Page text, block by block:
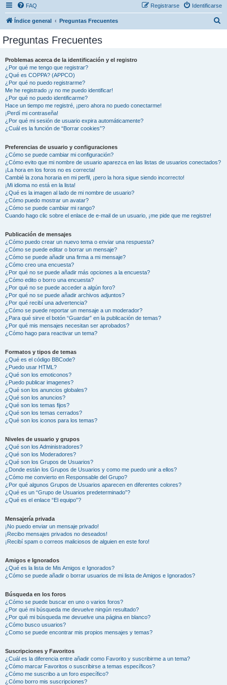
FAQ Identificarse
Registrarse
Índice general Preguntas Frecuentes
Preguntas Frecuentes
Problemas acerca de la identificación y el registro
¿Por qué me tengo que registrar?
¿Qué es COPPA? (APPCO)
¿Por qué no puedo registrarme?
Me he registrado ¡y no me puedo identificar!
¿Por qué no puedo identificarme?
Hace un tiempo me registré, ¡pero ahora no puedo conectarme!
¡Perdí mi contraseña!
¿Por qué mi sesión de usuario expira automáticamente?
¿Cuál es la función de “Borrar cookies”?
Preferencias de usuario y configuraciones
¿Cómo se puede cambiar mi configuración?
¿Cómo evito que mi nombre de usuario aparezca en las listas de usuarios conectados?
¡La hora en los foros no es correcta!
Cambié la zona horaria en mi perfil, ¡pero la hora sigue siendo incorrecto!
¡Mi idioma no está en la lista!
¿Qué es la imagen al lado de mi nombre de usuario?
¿Cómo puedo mostrar un avatar?
¿Cómo se puede cambiar mi rango?
Cuando hago clic sobre el enlace de e-mail de un usuario, ¡me pide que me registre!
Publicación de mensajes
¿Cómo puedo crear un nuevo tema o enviar una respuesta?
¿Cómo se puede editar o borrar un mensaje?
¿Cómo se puede añadir una firma a mi mensaje?
¿Cómo creo una encuesta?
¿Por qué no se puede añadir más opciones a la encuesta?
¿Cómo edito o borro una encuesta?
¿Por qué no se puede acceder a algún foro?
¿Por qué no se puede añadir archivos adjuntos?
¿Por qué recibí una advertencia?
¿Cómo se puede reportar un mensaje a un moderador?
¿Para qué sirve el botón “Guardar” en la publicación de temas?
¿Por qué mis mensajes necesitan ser aprobados?
¿Cómo hago para reactivar un tema?
Formatos y tipos de temas
¿Qué es el código BBCode?
¿Puedo usar HTML?
¿Qué son los emoticonos?
¿Puedo publicar imagenes?
¿Qué son los anuncios globales?
¿Qué son los anuncios?
¿Qué son los temas fijos?
¿Qué son los temas cerrados?
¿Qué son los iconos para los temas?
Niveles de usuario y grupos
¿Qué son los Administradores?
¿Qué son los Moderadores?
¿Qué son los Grupos de Usuarios?
¿Donde están los Grupos de Usuarios y como me puedo unir a ellos?
¿Cómo me convierto en Responsable del Grupo?
¿Por qué algunos Grupos de Usuarios aparecen en diferentes colores?
¿Qué es un “Grupo de Usuarios predeterminado”?
¿Qué es el enlace “El equipo”?
Mensajería privada
¡No puedo enviar un mensaje privado!
¡Recibo mensajes privados no deseados!
¡Recibí spam o correos maliciosos de alguien en este foro!
Amigos e Ignorados
¿Qué es la lista de Mis Amigos e Ignorados?
¿Cómo se puede añadir o borrar usuarios de mi lista de Amigos e Ignorados?
Búsqueda en los foros
¿Cómo se puede buscar en uno o varios foros?
¿Por qué mi búsqueda me devuelve ningún resultado?
¿Por qué mi búsqueda me devuelve una página en blanco?
¿Cómo busco usuarios?
¿Como se puede encontrar mis propios mensajes y temas?
Suscripciones y Favoritos
¿Cuál es la diferencia entre añadir como Favorito y suscribirme a un tema?
¿Cómo marcar Favoritos o suscribirse a temas específicos?
¿Cómo me suscribo a un foro específico?
¿Cómo borro mis suscripciones?